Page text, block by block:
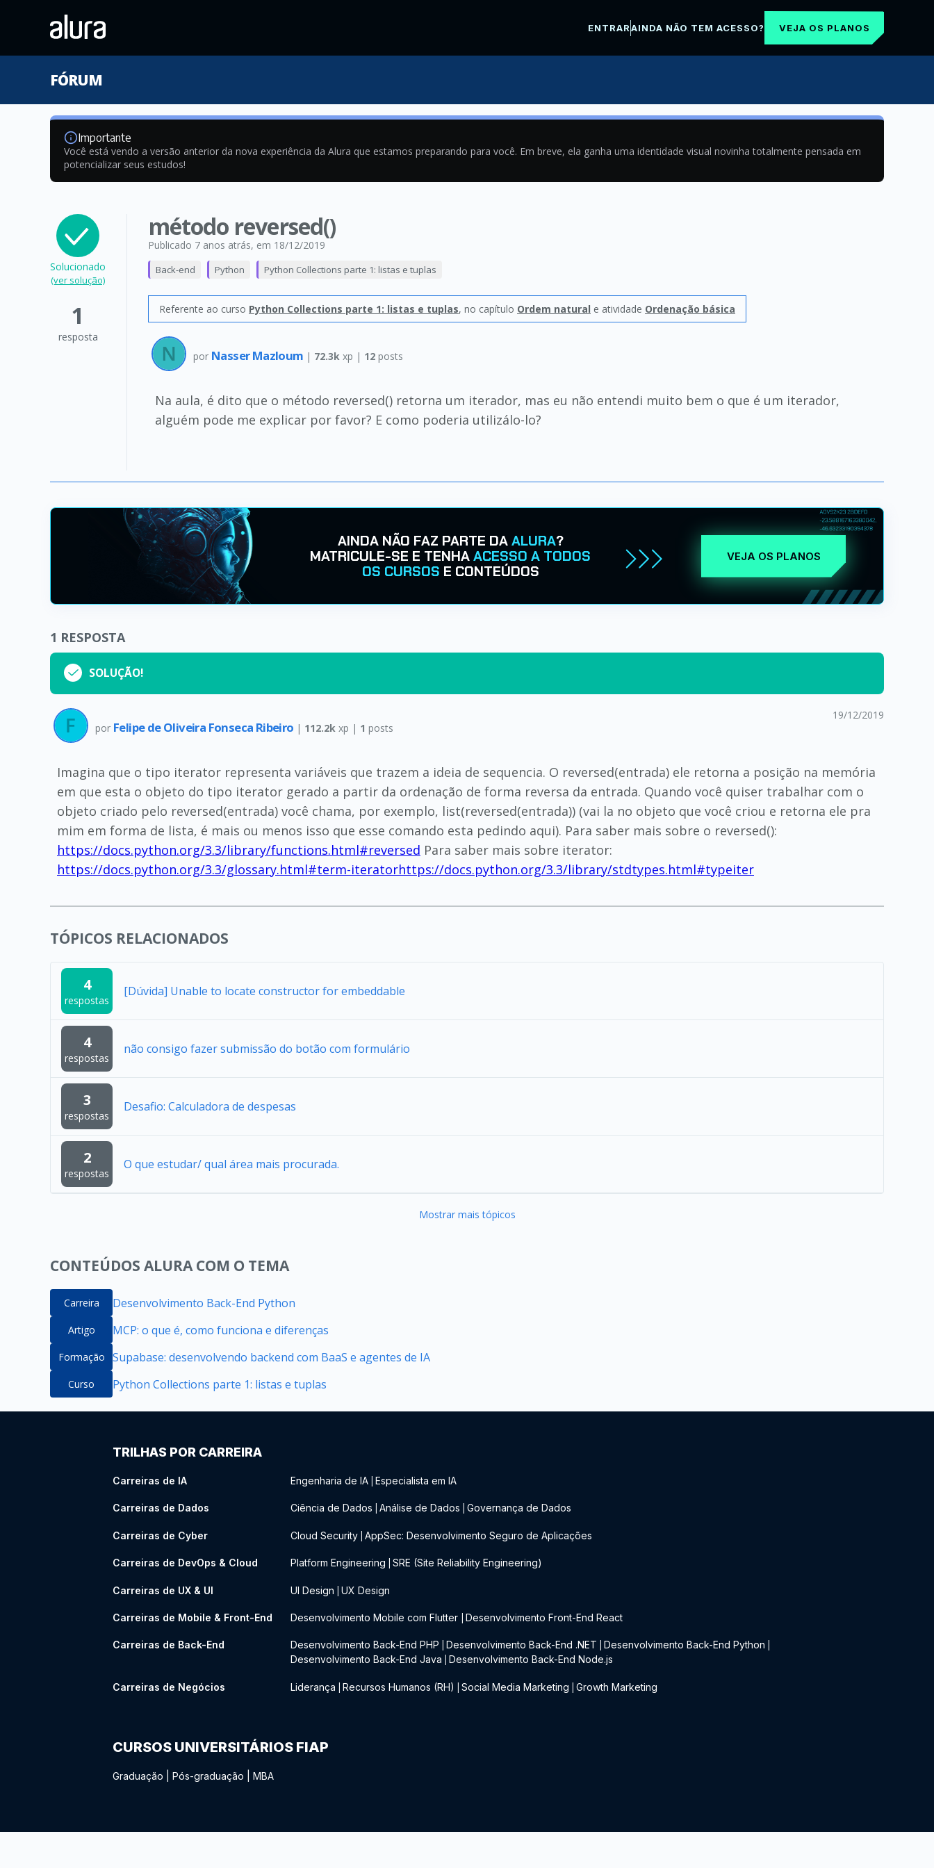
ENTRARAINDA NÃO TEM ACESSO? VEJA OS PLANOS
FÓRUM
Importante
Você está vendo a versão anterior da nova experiência da Alura que estamos preparando para você. Em breve, ela ganha uma identidade visual novinha totalmente pensada em
potencializar seus estudos!
Solucionado
(ver solução)
1
resposta
método reversed()
Publicado 7 anos atrás, em 18/12/2019
Back-end Python Python Collections parte 1: listas e tuplas
Referente ao curso Python Collections parte 1: listas e tuplas, no capítulo Ordem natural e atividade Ordenação básica
por Nasser Mazloum | 72.3k xp | 12 posts
Na aula, é dito que o método reversed() retorna um iterador, mas eu não entendi muito bem o que é um iterador,
alguém pode me explicar por favor? E como poderia utilizálo-lo?
AINDA NÃO FAZ PARTE DAALURA?
MATRICULE-SE E TENHAACESSO A TODOS
OS CURSOS E CONTEÚDOS
VEJA OS PLANOS
1 RESPOSTA
SOLUÇÃO!
por Felipe de Oliveira Fonseca Ribeiro | 112.2k xp | 1 posts
19/12/2019
Imagina que o tipo iterator representa variáveis que trazem a ideia de sequencia. O reversed(entrada) ele retorna a posição na memória
em que esta o objeto do tipo iterator gerado a partir da ordenação de forma reversa da entrada. Quando você quiser trabalhar com o
objeto criado pelo reversed(entrada) você chama, por exemplo, list(reversed(entrada)) (vai la no objeto que você criou e retorna ele pra
mim em forma de lista, é mais ou menos isso que esse comando esta pedindo aqui). Para saber mais sobre o reversed():
https://docs.python.org/3.3/library/functions.html#reversed Para saber mais sobre iterator:
https://docs.python.org/3.3/glossary.html#term-iteratorhttps://docs.python.org/3.3/library/stdtypes.html#typeiter
TÓPICOS RELACIONADOS
4
respostas
[Dúvida] Unable to locate constructor for embeddable
4
respostas
não consigo fazer submissão do botão com formulário
3
respostas
Desafio: Calculadora de despesas
2
respostas
O que estudar/ qual área mais procurada.
Mostrar mais tópicos
CONTEÚDOS ALURA COM O TEMA
Carreira Desenvolvimento Back-End Python
Artigo MCP: o que é, como funciona e diferenças
Formação Supabase: desenvolvendo backend com BaaS e agentes de IA
Curso Python Collections parte 1: listas e tuplas
TRILHAS POR CARREIRA
Carreiras de IA Engenharia de IA Especialista em IA
Carreiras de Dados Ciência de Dados Análise de Dados Governança de Dados
Carreiras de Cyber Cloud Security AppSec: Desenvolvimento Seguro de Aplicações
Carreiras de DevOps & Cloud Platform Engineering SRE (Site Reliability Engineering)
Carreiras de UX & UI UI Design UX Design
Carreiras de Mobile & Front-End Desenvolvimento Mobile com Flutter Desenvolvimento Front-End React
Carreiras de Back-End Desenvolvimento Back-End PHP Desenvolvimento Back-End .NET Desenvolvimento Back-End Python
Desenvolvimento Back-End Java Desenvolvimento Back-End Node.js
Carreiras de Negócios Liderança Recursos Humanos (RH) Social Media Marketing Growth Marketing
CURSOS UNIVERSITÁRIOS FIAP
Graduação Pós-graduação MBA